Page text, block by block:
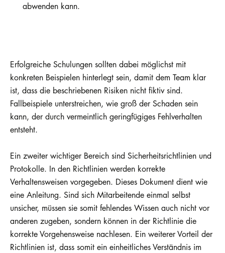
abwenden kann.
Erfolgreiche Schulungen sollten dabei möglichst mit
konkreten Beispielen hinterlegt sein, damit dem Team klar
ist, dass die beschriebenen Risiken nicht fiktiv sind.
Fallbeispiele unterstreichen, wie groß der Schaden sein
kann, der durch vermeintlich geringfügiges Fehlverhalten
entsteht.
Ein zweiter wichtiger Bereich sind Sicherheitsrichtlinien und
Protokolle. In den Richtlinien werden korrekte
Verhaltensweisen vorgegeben. Dieses Dokument dient wie
eine Anleitung. Sind sich Mitarbeitende einmal selbst
unsicher, müssen sie somit fehlendes Wissen auch nicht vor
anderen zugeben, sondern können in der Richtlinie die
korrekte Vorgehensweise nachlesen. Ein weiterer Vorteil der
Richtlinien ist, dass somit ein einheitliches Verständnis im